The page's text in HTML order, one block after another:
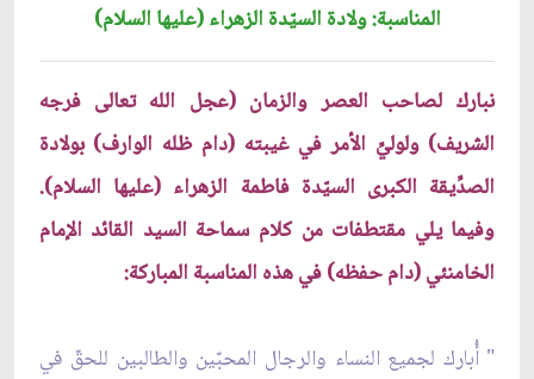
المناسبة: ولادة السيّدة الزهراء (عليها السلام)
نبارك لصاحب العصر والزمان (عجل الله تعالى فرجه
الشريف) ولوليِّ الأمر في غيبته (دام ظله الوارف) بولادة
الصدِّيقة الكبرى السيّدة فاطمة الزهراء (عليها السلام).
وفيما يلي مقتطفات من كلام سماحة السيد القائد الإمام
الخامنئي (دام حفظه) في هذه المناسبة المباركة:
" أُبارك لجميع النساء والرجال المحبّين والطالبين للحقّ في